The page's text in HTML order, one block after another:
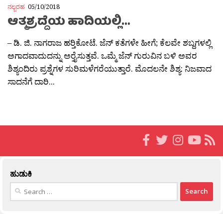
ನಲ್ಬರಹ 05/10/2018
ಆತ್ಮಶ್ರದ್ದೆಯ ಹಾದಿಯಲ್ಲಿ…
– ಡಿ. ಜಿ. ನಾಗರಾಜ ಹರ‍್ತಿಕೋಟೆ. ಜೆನ್ ಕತೆಗಳೇ ಹೀಗೆ; ಕೆಲವೇ ಶಬ್ದಗಳಲ್ಲಿ
ಅಗಾದವಾದುದನ್ನು ಅರ‍್ತೈಸುತ್ತವೆ. ಒಮ್ಮೆ ಜೆನ್ ಗುರುವಿನ ಬಳಿ ಅವರ
ಶಿಶ್ಯಂದಿರು ಪ್ರಶ್ನೆಗಳ ಸುರಿಮಳೆಗರೆಯುತ್ತಾರೆ. ಮೊದಲನೇ ಶಿಶ್ಯ: ನಿಜವಾದ
ಸಾದನೆಗೆ ದಾರಿ...
ಹುಡುಕಿ
Search